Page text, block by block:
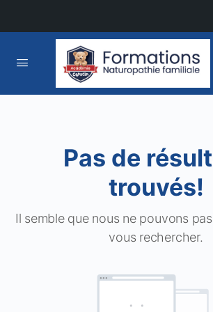
Pas de
trouvés!
Il semble que nous ne pouvons
vous rechercher.